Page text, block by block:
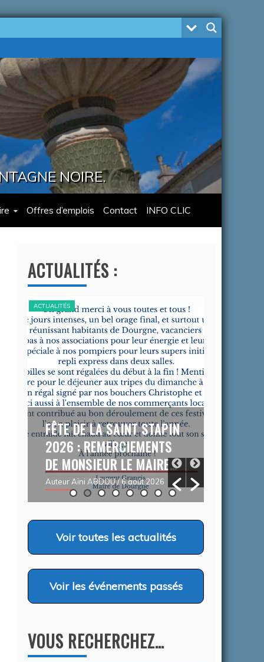
NOIRE.
Offres d’emplois Contact INFO CLIC
ACTUALITÉS :
ACTUALITÉS
FÊTE DE LA SAINT STAPIN
2026 : REMERCIEMENTS
DE MONSIEUR LE MAIRE…
Auteur Aïni ABDOU/ 6 août 2026
Voirtoutes les actualités
Voir les événements passés
VOUS RECHERCHEZ…